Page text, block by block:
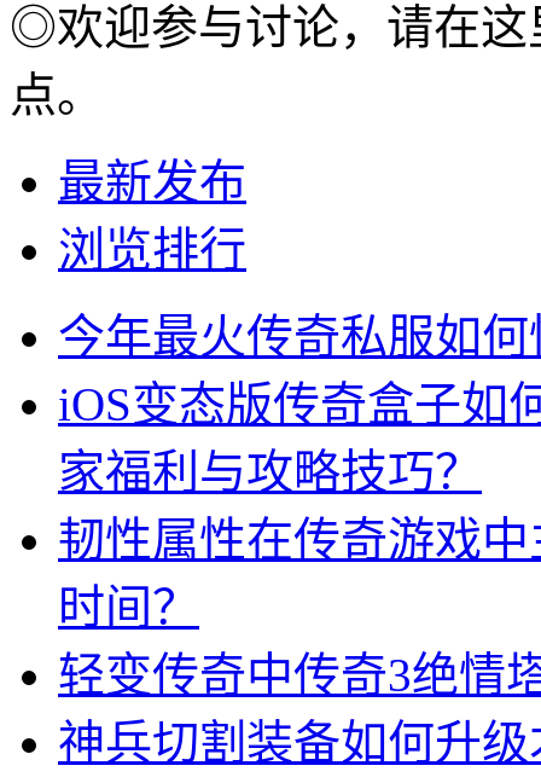
◎欢迎参与讨论，请在这
点。
最新发布
浏览排行
今年最火传奇私服如
iOS变态版传奇盒子如
家福利与攻略技巧？
韧性属性在传奇游戏
时间？
轻变传奇中传奇3绝情
神兵切割装备如何升